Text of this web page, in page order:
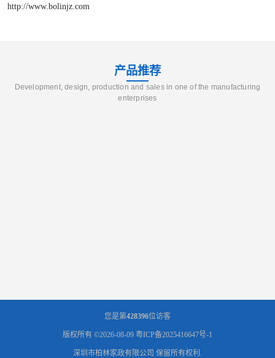
http://www.bolinjz.com
产品推荐
Development, design, production and sales in one of the manufacturing
enterprises
您是第428396位访客
版权所有 ©2026-08-09 粤ICP备2025416647号-1
深圳市柏林家政有限公司 保留所有权利.